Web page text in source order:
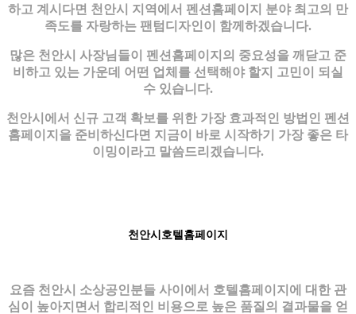
하고 계시다면 천안시 지역에서 펜션홈페이지 분야 최고의 만
족도를 자랑하는 팬텀디자인이 함께하겠습니다.
많은 천안시 사장님들이 펜션홈페이지의 중요성을 깨닫고 준
비하고 있는 가운데 어떤 업체를 선택해야 할지 고민이 되실
수 있습니다.
천안시에서 신규 고객 확보를 위한 가장 효과적인 방법인 펜션
홈페이지을 준비하신다면 지금이 바로 시작하기 가장 좋은 타
이밍이라고 말씀드리겠습니다.
천안시호텔홈페이지
요즘 천안시 소상공인분들 사이에서 호텔홈페이지에 대한 관
심이 높아지면서 합리적인 비용으로 높은 품질의 결과물을 얻